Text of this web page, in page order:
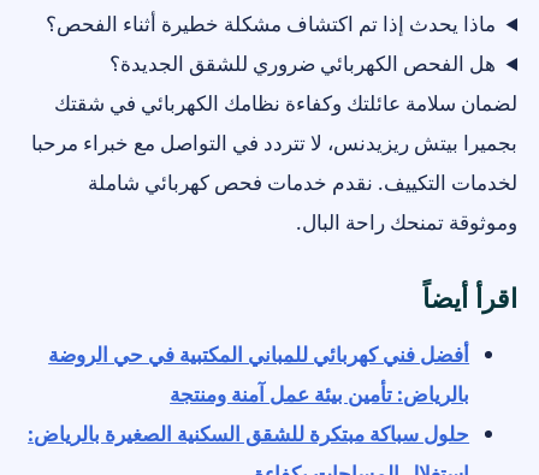
ماذا يحدث إذا تم اكتشاف مشكلة خطيرة أثناء الفحص؟
هل الفحص الكهربائي ضروري للشقق الجديدة؟
لضمان سلامة عائلتك وكفاءة نظامك الكهربائي في شقتك
بجميرا بيتش ريزيدنس، لا تتردد في التواصل مع خبراء مرحبا
لخدمات التكييف. نقدم خدمات فحص كهربائي شاملة
وموثوقة تمنحك راحة البال.
اقرأ أيضاً
أفضل فني كهربائي للمباني المكتبية في حي الروضة
بالرياض: تأمين بيئة عمل آمنة ومنتجة
حلول سباكة مبتكرة للشقق السكنية الصغيرة بالرياض: